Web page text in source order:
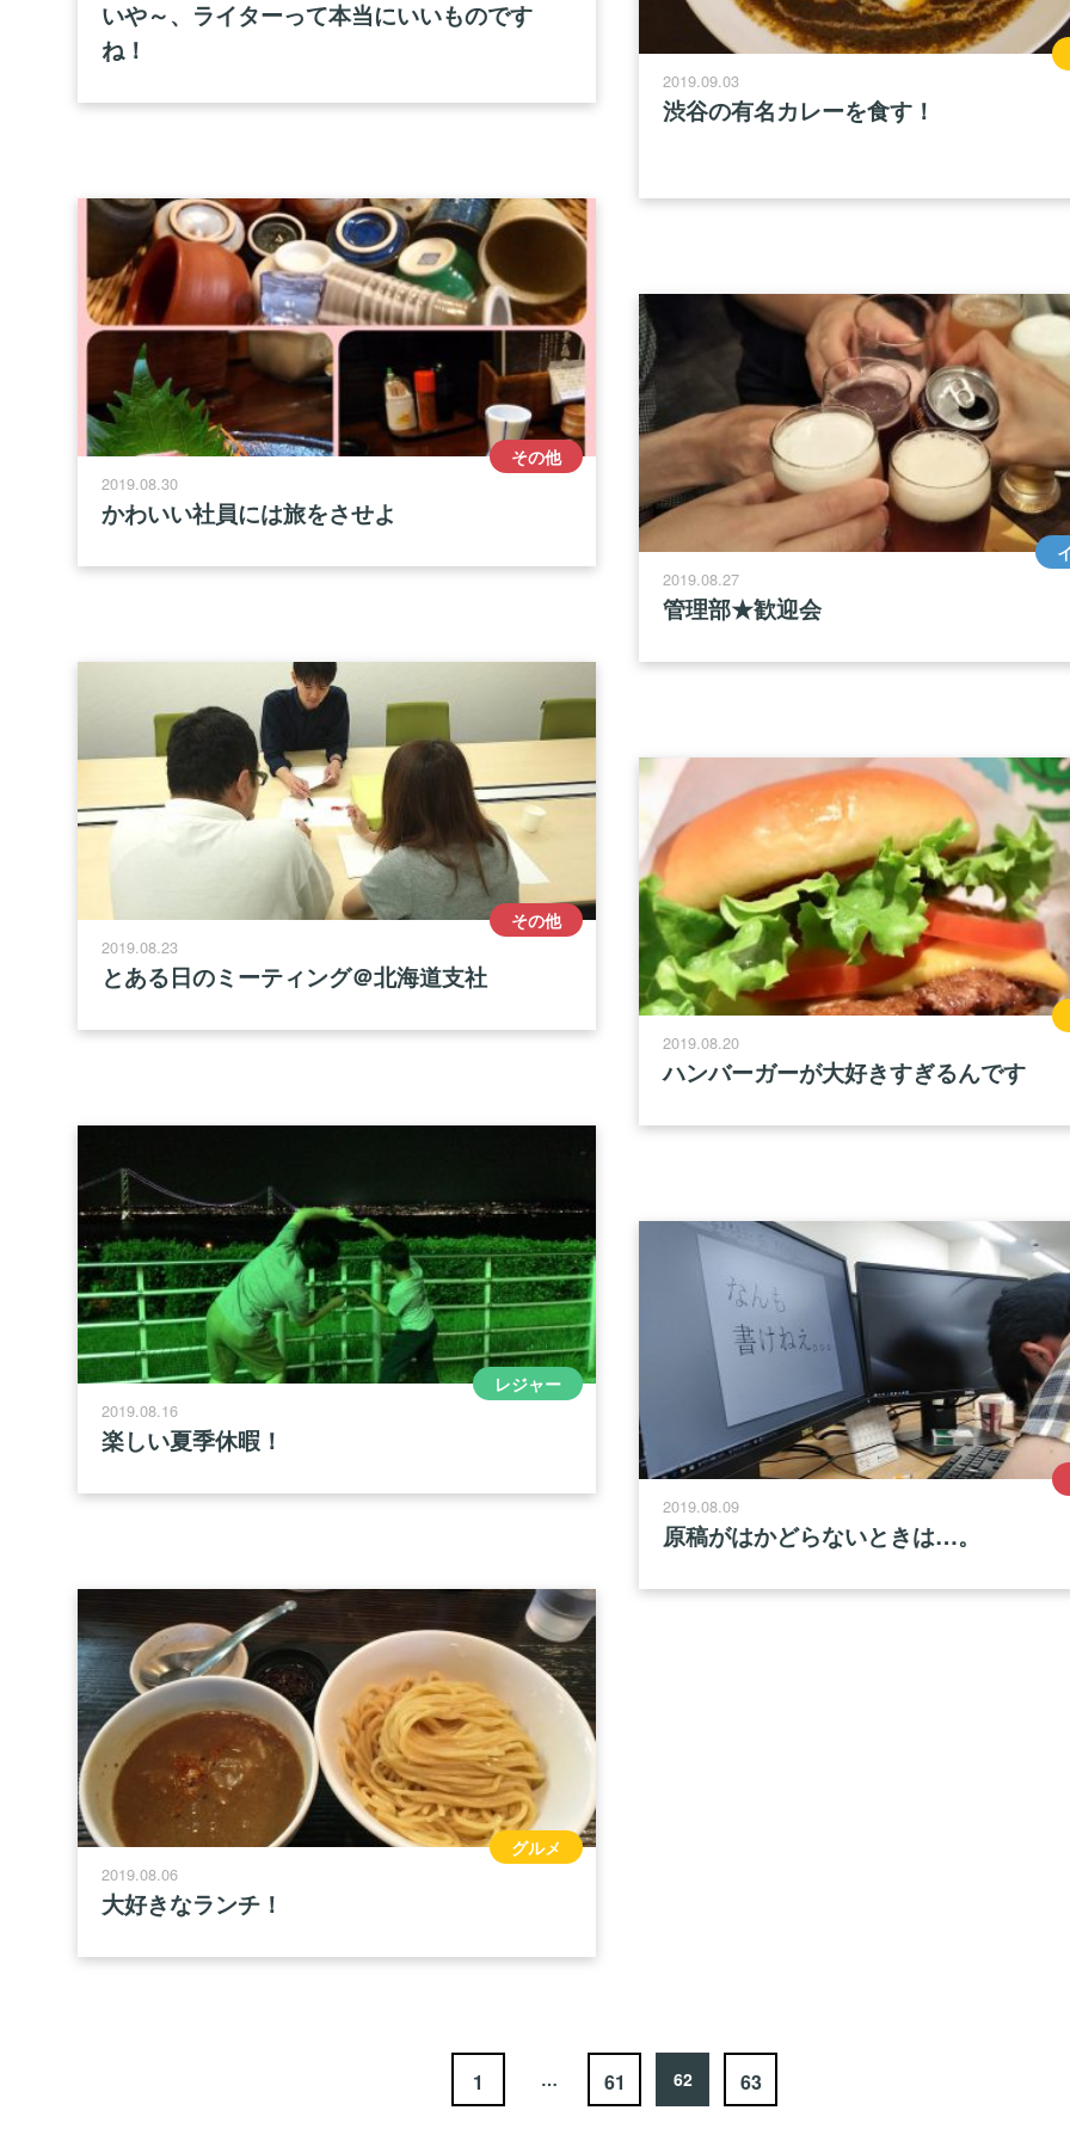
いや～、ライターって本当にいいものです
ね！
2019.09.03
渋谷の有名カレーを食す！
2019.08.30
かわいい社員には旅をさせよ
その他
2019.08.27
管理部★歓迎会
2019.08.23
とある日のミーティング＠北海道支社
その他
2019.08.20
ハンバーガーが大好きすぎるんです
2019.08.16
楽しい夏季休暇！
レジャー
2019.08.09
原稿がはかどらないときは…。
2019.08.06
大好きなランチ！
グルメ
1 … 61 62 63